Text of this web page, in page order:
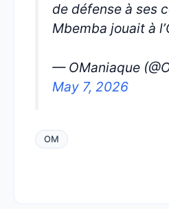
de défense à ses
Mbemba jouait à
— OManiaque
May 7, 2026
OM